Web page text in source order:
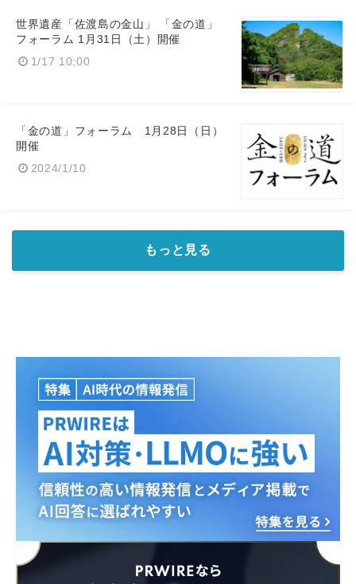
世界遺産「佐渡島の金山」 「金の道」
フォーラム 1月31日（土）開催
1/17 10:00
「金の道」フォーラム 1月28日（日）
開催
2024/1/10
もっと見る